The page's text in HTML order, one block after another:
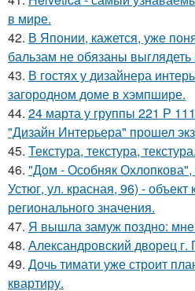
в мире.
42. В Японии, кажется, уже
бальзам не обязаны выглядеть
43. В гостях у дизайнера
загородном доме в хэмпшире.
44. 24 марта у группы 221 Р
"Дизайн Интерьера" прошел
45. Текстура, текстура, текстура.
46. "Дом - Особняк Охлопкова",
Устюг, ул. красная, 96) - объект
регионального значения.
47. Я вышла замуж поздно:
48. Александровский дворец г.
49. Дочь тимати уже строит
квартиру.